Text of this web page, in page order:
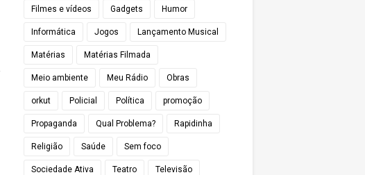
Filmes e vídeos Gadgets Humor
Informática Jogos Lançamento Musical
Matérias Matérias Filmada
Meio ambiente Meu Rádio Obras
orkut Policial Política promoção
Propaganda Qual Problema? Rapidinha
Religião Saúde Sem foco
Sociedade Ativa Teatro Televisão